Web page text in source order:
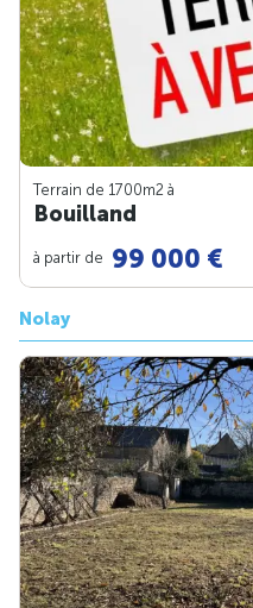
Terrain de 1700m2 à
Bouilland
à partir de 99 000 €
Nolay